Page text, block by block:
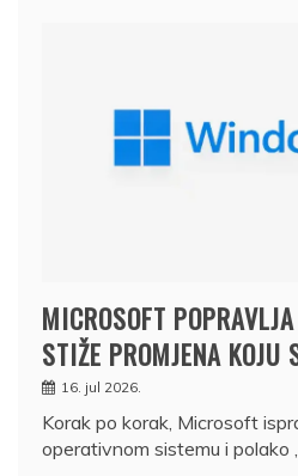
MICROSOFT
STIŽE PROMJENA KOJU
16. jul 2026.
Korak po korak, Microsoft
operativnom sistemu i polako